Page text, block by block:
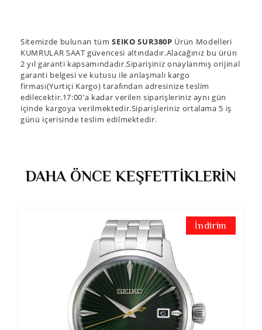
Sitemizde bulunan tümSEIKO SUR380P Ürün Modelleri
KUMRULAR SAAT güvencesi altındadır.Alacağınız bu ürün
2 yıl garanti kapsamındadır.Siparişiniz onaylanmış orijinal
garanti belgesi ve kutusu ile anlaşmalı kargo
firması(Yurtiçi Kargo) tarafından adresinize teslim
edilecektir.17:00'a kadar verilen siparişleriniz aynı gün
içinde kargoya verilmektedir.Siparişleriniz ortalama 5 iş
günü içerisinde teslim edilmektedir.
DAHA ÖNCE KEŞFETTİKLERİN
İndirim